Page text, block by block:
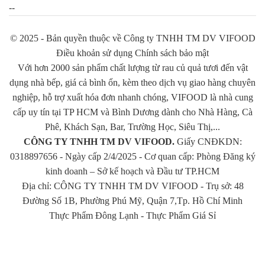
--
© 2025 - Bản quyền thuộc về Công ty TNHH TM DV VIFOOD
Điều khoản sử dụng Chính sách bảo mật
Với hơn 2000 sản phẩm chất lượng từ rau củ quả tươi đến vật
dụng nhà bếp, giá cả bình ổn, kèm theo dịch vụ giao hàng chuyên
nghiệp, hỗ trợ xuất hóa đơn nhanh chóng, VIFOOD là nhà cung
cấp uy tín tại TP HCM và Bình Dương dành cho Nhà Hàng, Cà
Phê, Khách Sạn, Bar, Trường Học, Siêu Thị,...
CÔNG TY TNHH TM DV VIFOOD.Giấy CNĐKDN:
0318897656 - Ngày cấp 2/4/2025 - Cơ quan cấp: Phòng Đăng ký
kinh doanh – Sở kế hoạch và Đầu tư TP.HCM
Địa chỉ: CÔNG TY TNHH TM DV VIFOOD - Trụ sở: 48
Đường Số 1B, Phường Phú Mỹ, Quận 7,Tp. Hồ Chí Minh
Thực Phẩm Đông Lạnh - Thực Phẩm Giá Sỉ